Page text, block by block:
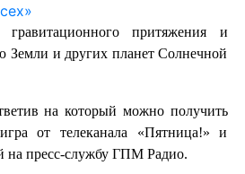
притяжения и
Земли и других планет Солнечной
на который можно получить
от телеканала «Пятница!» и
на пресс-службу ГПМ Радио.